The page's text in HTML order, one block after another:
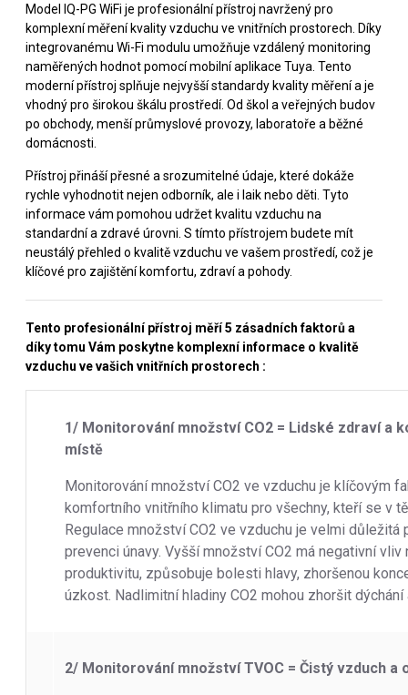
Model IQ-PG WiFi je profesionální přístroj navržený pro
komplexní měření kvality vzduchu ve vnitřních prostorech. Díky
integrovanému Wi-Fi modulu umožňuje vzdálený monitoring
naměřených hodnot pomocí mobilní aplikace Tuya. Tento
moderní přístroj splňuje nejvyšší standardy kvality měření a je
vhodný pro širokou škálu prostředí. Od škol a veřejných budov
po obchody, menší průmyslové provozy, laboratoře a běžné
domácnosti.
Přístroj přináší přesné a srozumitelné údaje, které dokáže
rychle vyhodnotit nejen odborník, ale i laik nebo děti. Tyto
informace vám pomohou udržet kvalitu vzduchu na
standardní a zdravé úrovni. S tímto přístrojem budete mít
neustálý přehled o kvalitě vzduchu ve vašem prostředí, což je
klíčové pro zajištění komfortu, zdraví a pohody.
Tento profesionální přístroj měří 5 zásadních faktorů a
díky tomu Vám poskytne komplexní informace o kvalitě
vzduchu ve vašich vnitřních prostorech :
1/ Monitorování množství CO2 = Lidské zdraví a
místě
Monitorování množství CO2 ve vzduchu je klíčovým
komfortního vnitřního klimatu pro všechny, kteří se v
Regulace množství CO2 ve vzduchu je velmi
prevenci únavy. Vyšší množství CO2 má negativní
produktivitu, způsobuje bolesti hlavy, zhoršenou
úzkost. Nadlimitní hladiny CO2 mohou zhoršit
2/ Monitorování množství TVOC = Čistý vzduch a